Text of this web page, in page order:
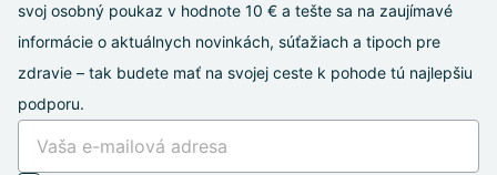
svoj osobný poukaz v hodnote 10 € a tešte sa na zaujímavé
informácie o aktuálnych novinkách, súťažiach a tipoch pre
zdravie – tak budete mať na svojej ceste k pohode tú najlepšiu
podporu.